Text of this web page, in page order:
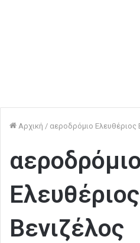
Αρχική / αεροδρόμιο Ελευθέριος
Ελευθέριος
Βενιζέλος